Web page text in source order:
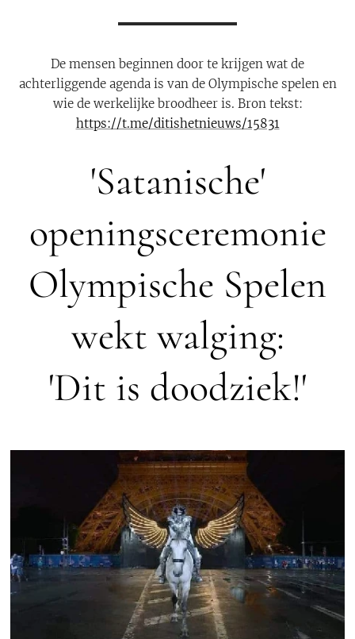
De mensen beginnen door te krijgen wat de
achterliggende agenda is van de Olympische spelen en
wie de werkelijke broodheer is. Bron tekst:
https://t.me/ditishetnieuws/15831
'Satanische'
openingsceremonie
Olympische Spelen
wekt walging:
'Dit is doodziek!'